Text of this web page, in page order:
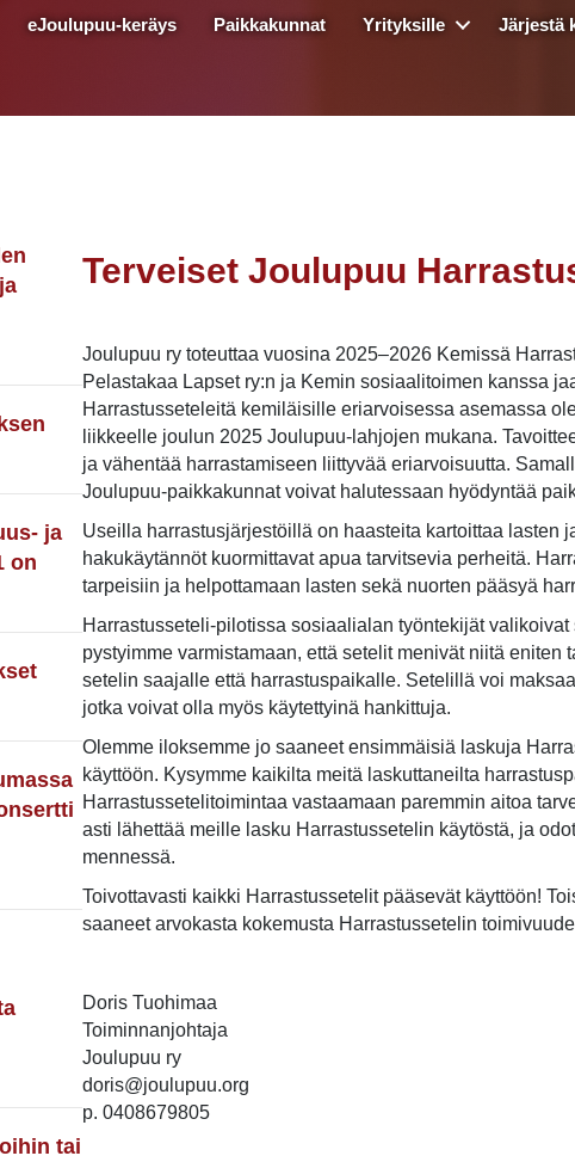
eJoulupuu-keräys Paikkakunnat Yrityksille Järjestä
ja
on
tai
Terveiset Joulupuu
Joulupuu ry toteuttaa vuosina 2025–2026 Kemissä
Pelastakaa Lapset ry:n ja Kemin sosiaalitoimen kanssa
Harrastusseteleitä kemiläisille eriarvoisessa asemassa
liikkeelle joulun 2025 Joulupuu-lahjojen mukana.
ja vähentää harrastamiseen liittyvää eriarvoisuutta.
Joulupuu-paikkakunnat voivat halutessaan hyödyntää
Useilla harrastusjärjestöillä on haasteita kartoittaa lasten
hakukäytännöt kuormittavat apua tarvitsevia perheitä.
tarpeisiin ja helpottamaan lasten sekä nuorten pääsyä
Harrastusseteli-pilotissa sosiaalialan työntekijät
pystyimme varmistamaan, että setelit menivät niitä
setelin saajalle että harrastuspaikalle. Setelillä voi
jotka voivat olla myös käytettyinä hankittuja.
Olemme iloksemme jo saaneet ensimmäisiä laskuja
käyttöön. Kysymme kaikilta meitä laskuttaneilta
Harrastussetelitoimintaa vastaamaan paremmin aitoa
asti lähettää meille lasku Harrastussetelin käytöstä, ja
mennessä.
Toivottavasti kaikki Harrastussetelit pääsevät käyttöön!
saaneet arvokasta kokemusta Harrastussetelin
Doris Tuohimaa
Toiminnanjohtaja
Joulupuu ry
doris@joulupuu.org
p. 0408679805